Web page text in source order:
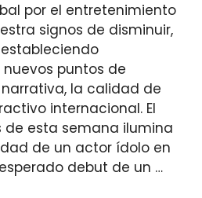
por el entretenimiento
signos de disminuir,
puntos de
la calidad de
internacional. El
de esta semana ilumina
de un actor ídolo en
debut de un …